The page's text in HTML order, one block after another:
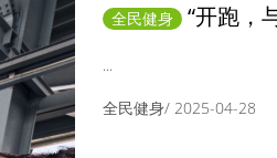
全民健身
“开跑，
...
全民健身/ 2025-04-28